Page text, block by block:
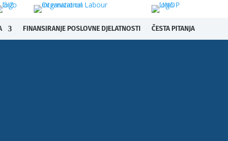
FINANSIRANJE POSLOVNE DJELATNOSTI ČESTA PITANJA